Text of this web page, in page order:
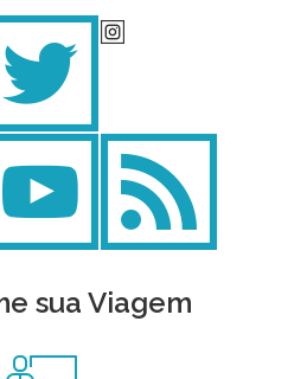
sua Viagem